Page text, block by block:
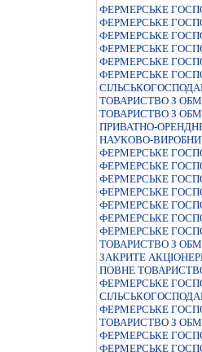
ФЕРМЕРСЬКЕ
ФЕРМЕРСЬКЕ
ФЕРМЕРСЬКЕ
ФЕРМЕРСЬКЕ
ФЕРМЕРСЬКЕ
ФЕРМЕРСЬКЕ
ТОВАРИСТВО З
ТОВАРИСТВО З
ПРИВАТНО-
НАУКОВО-
ФЕРМЕРСЬКЕ
ФЕРМЕРСЬКЕ
ФЕРМЕРСЬКЕ
ФЕРМЕРСЬКЕ
ФЕРМЕРСЬКЕ
ФЕРМЕРСЬКЕ
ФЕРМЕРСЬКЕ
ТОВАРИСТВО З
ЗАКРИТЕ
ПОВНЕ
ФЕРМЕРСЬКЕ
ФЕРМЕРСЬКЕ
ТОВАРИСТВО З
ФЕРМЕРСЬКЕ
ФЕРМЕРСЬКЕ